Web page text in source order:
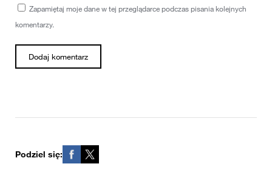
Zapamiętaj moje dane w tej przeglądarce podczas pisania kolejnych
komentarzy.
Podziel się: